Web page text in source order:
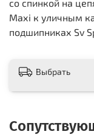
со спинкой на
Махi к уличным
подшипниках Sv
Выбрать